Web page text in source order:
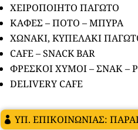
ΧΕΙΡΟΠΟΙΗΤΟ ΠΑΓΩΤΟ
ΚΑΦΕΣ – ΠΟΤΟ – ΜΠΥΡΑ
ΧΩΝΑΚΙ, KYΠΕΛΑΚΙ
CAFE – SNACK BAR
ΦΡΕΣΚΟΙ ΧΥΜΟΙ – ΣΝΑΚ –
DELIVERY CAFE
ΥΠ. ΕΠΙΚΟΙΝΩΝΙΑΣ: